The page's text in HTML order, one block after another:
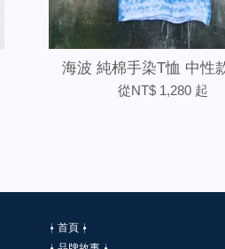
海波 純棉手染T恤 中性
從NT$ 1,280 起
⍿ 首頁 ⍿